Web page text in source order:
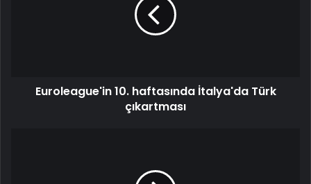
Euroleague'in 10. haftasında İtalya'da Türk
çıkartması